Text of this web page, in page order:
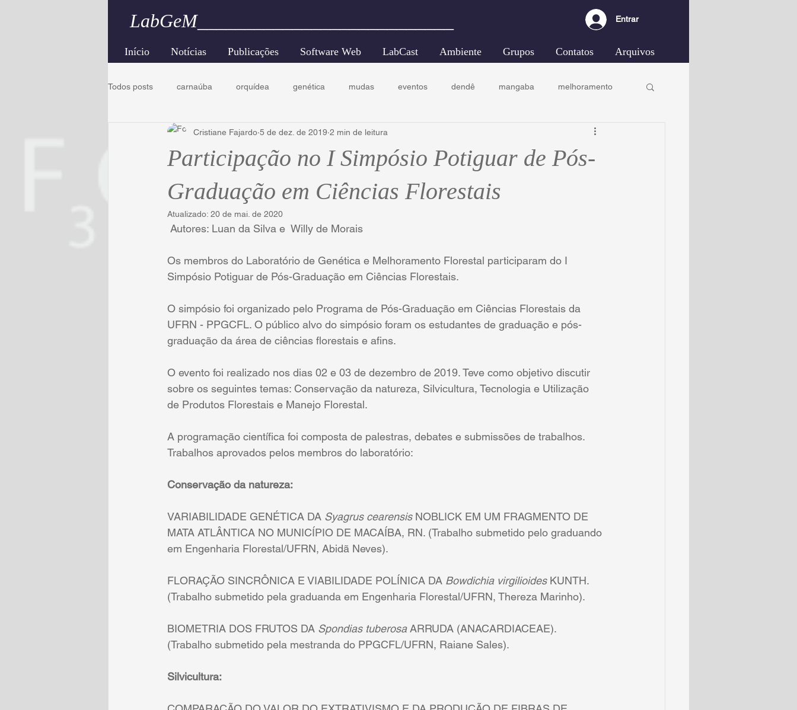
LabGeM___________________________ Entrar
Início Notícias Publicações Software Web LabCast Ambiente Grupos Contatos Arquivos
Todos posts carnaúba orquídea genética mudas eventos dendê mangaba melhoramento
engenharia florestal ecologia florestal conservação
Participação no I Simpósio Potiguar de Pós-
Graduação em Ciências Florestais
Cristiane Fajardo 5 de dez. de 2019 2 min de leitura
Atualizado: 20 de mai. de 2020
Autores: Luan da Silva e  Willy de Morais
Os membros do Laboratório de Genética e Melhoramento Florestal participaram do I
Simpósio Potiguar de Pós-Graduação em Ciências Florestais.
O simpósio foi organizado pelo Programa de Pós-Graduação em Ciências Florestais da
UFRN - PPGCFL. O público alvo do simpósio foram os estudantes de graduação e pós-
graduação da área de ciências florestais e afins.
O evento foi realizado nos dias 02 e 03 de dezembro de 2019. Teve como objetivo discutir
sobre os seguintes temas: Conservação da natureza, Silvicultura, Tecnologia e Utilização
de Produtos Florestais e Manejo Florestal.
A programação científica foi composta de palestras, debates e submissões de trabalhos.
Trabalhos aprovados pelos membros do laboratório:
Conservação da natureza:
VARIABILIDADE GENÉTICA DA Syagrus cearensis NOBLICK EM UM FRAGMENTO DE
MATA ATLÂNTICA NO MUNICÍPIO DE MACAÍBA, RN. (Trabalho submetido pelo graduando
em Engenharia Florestal/UFRN, Abidã Neves).
FLORAÇÃO SINCRÔNICA E VIABILIDADE POLÍNICA DA Bowdichia virgilioides KUNTH.
(Trabalho submetido pela graduanda em Engenharia Florestal/UFRN, Thereza Marinho).
BIOMETRIA DOS FRUTOS DA Spondias tuberosa ARRUDA (ANACARDIACEAE).
(Trabalho submetido pela mestranda do PPGCFL/UFRN, Raiane Sales).
Silvicultura: